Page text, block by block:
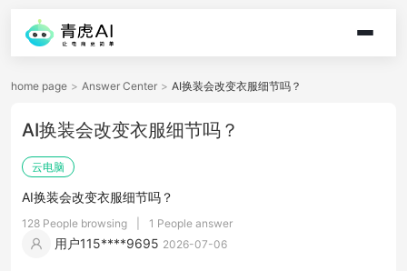
home page > Answer Center > AI换装会改变衣服细节吗？
AI换装会改变衣服细节吗？
云电脑
AI换装会改变衣服细节吗？
128 People browsing 1 People answer
用户115****9695 2026-07-06